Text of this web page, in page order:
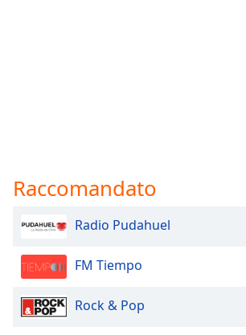
Raccomandato
Radio Pudahuel
FM Tiempo
Rock & Pop